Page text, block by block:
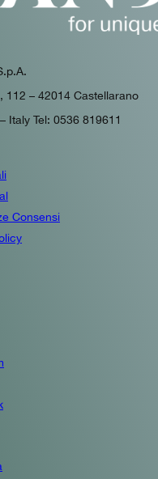
112 – 42014 Castellarano
Italy Tel: 0536 819611
Consensi